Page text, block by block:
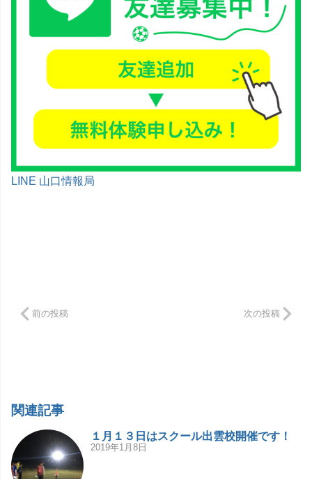
LINE 山口情報局
前の投稿 次の投稿
関連記事
１月１３日はスクール出雲校開催です！
2019年1月8日